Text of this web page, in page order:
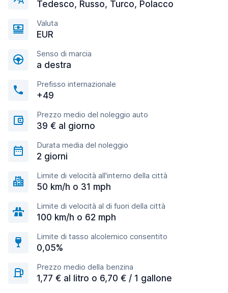
Tedesco, Russo, Turco, Polacco
Valuta
EUR
Senso di marcia
a destra
Prefisso internazionale
+49
Prezzo medio del noleggio auto
39 € al giorno
Durata media del noleggio
2 giorni
Limite di velocità all'interno della città
50 km/h o 31 mph
Limite di velocità al di fuori della città
100 km/h o 62 mph
Limite di tasso alcolemico consentito
0,05%
Prezzo medio della benzina
1,77 € al litro o 6,70 € / 1 gallone